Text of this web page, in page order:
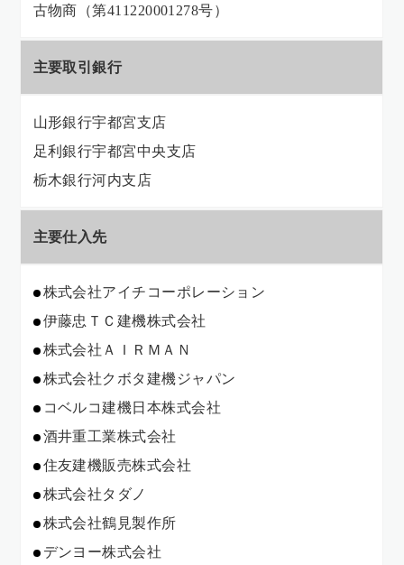
古物商（第411220001278号）
主要取引銀行
山形銀行宇都宮支店
足利銀行宇都宮中央支店
栃木銀行河内支店
主要仕入先
株式会社アイチコーポレーション
伊藤忠ＴＣ建機株式会社
株式会社ＡＩＲＭＡＮ
株式会社クボタ建機ジャパン
コベルコ建機日本株式会社
酒井重工業株式会社
住友建機販売株式会社
株式会社タダノ
株式会社鶴見製作所
デンヨー株式会社